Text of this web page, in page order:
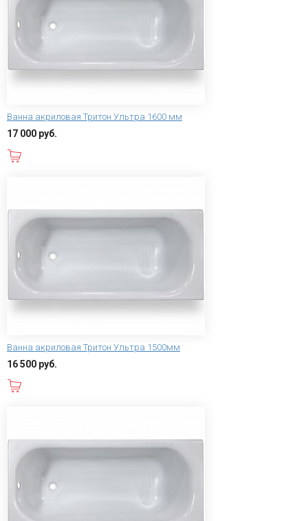
Ванна акриловая Тритон Ультра 1600 мм
17 000 руб.
Ванна акриловая Тритон Ультра 1500мм
16 500 руб.